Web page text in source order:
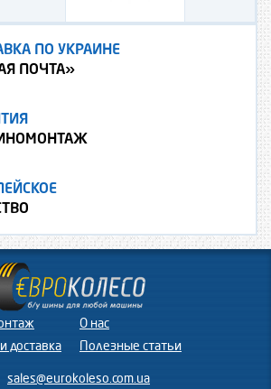
ПО УКРАИНЕ
ПОЧТА»
доставка
О нас
Полезные статьи
sales@eurokoleso.com.ua